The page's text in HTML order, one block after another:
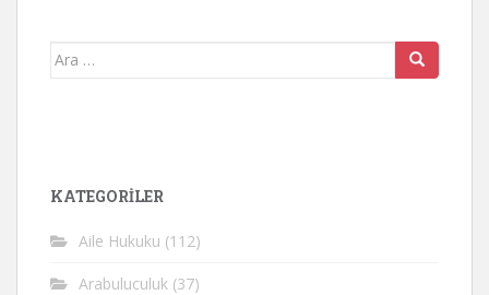
Arama
KATEGORİLER
Aile Hukuku (112)
Arabuluculuk (37)